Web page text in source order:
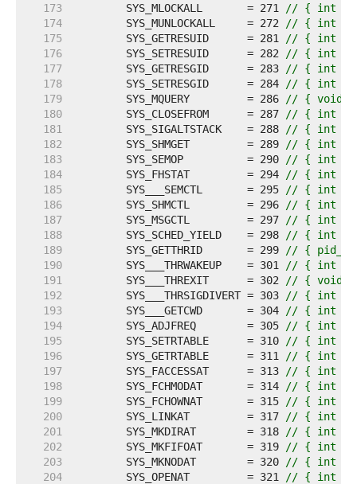
   173
	SYS_MLOCKALL       = 271
// { int
   174
	SYS_MUNLOCKALL     = 272
// { int
   175
	SYS_GETRESUID      = 281
// { int
   176
	SYS_SETRESUID      = 282
// { int
   177
	SYS_GETRESGID      = 283
// { int
   178
	SYS_SETRESGID      = 284
// { int
   179
	SYS_MQUERY         = 286
// { void
   180
	SYS_CLOSEFROM      = 287
// { int
   181
	SYS_SIGALTSTACK    = 288
// { int
   182
	SYS_SHMGET         = 289
// { int
   183
	SYS_SEMOP          = 290
// { int
   184
	SYS_FHSTAT         = 294
// { int
   185
	SYS___SEMCTL       = 295
// { int
   186
	SYS_SHMCTL         = 296
// { int
   187
	SYS_MSGCTL         = 297
// { int
   188
	SYS_SCHED_YIELD    = 298
// { int
   189
	SYS_GETTHRID       = 299
// { pid_t
   190
	SYS___THRWAKEUP    = 301
// { int
   191
	SYS___THREXIT      = 302
// { void
   192
	SYS___THRSIGDIVERT = 303
// { int
   193
	SYS___GETCWD       = 304
// { int
   194
	SYS_ADJFREQ        = 305
// { int
   195
	SYS_SETRTABLE      = 310
// { int
   196
	SYS_GETRTABLE      = 311
// { int
   197
	SYS_FACCESSAT      = 313
// { int
   198
	SYS_FCHMODAT       = 314
// { int
   199
	SYS_FCHOWNAT       = 315
// { int
   200
	SYS_LINKAT         = 317
// { int
   201
	SYS_MKDIRAT        = 318
// { int
   202
	SYS_MKFIFOAT       = 319
// { int
   203
	SYS_MKNODAT        = 320
// { int
   204
	SYS_OPENAT         = 321
// { int